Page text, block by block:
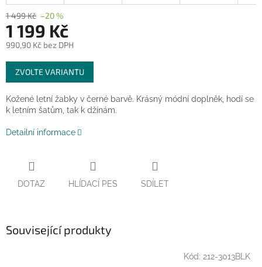
1 499 Kč –20 %
1 199 Kč
990,90 Kč bez DPH
Měrná
cena:
ZVOLTE VARIANTU
Kožené letní žabky v černé barvě. Krásný módní doplněk, hodí se
k letním šatům, tak k džínám.
Detailní informace
DOTAZ HLÍDACÍ PES SDÍLET
Související produkty
Kód: 212-3013BLK